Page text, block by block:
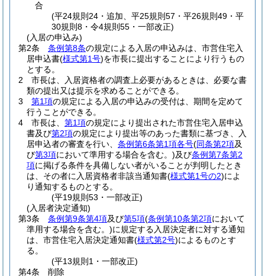
合
(平24規則24・追加、平25規則57・平26規則49・平
30規則8・令4規則55・一部改正)
(入居の申込み)
第2条
条例第8条の規定による入居の申込みは、市営住宅入
居申込書(様式第1号)を市長に提出することにより行うもの
とする。
2
市長は、入居資格者の調査上必要があるときは、必要な書
類の提出又は提示を求めることができる。
3
第1項の規定による入居の申込みの受付は、期間を定めて
行うことができる。
4
市長は、 第1項の規定により提出された市営住宅入居申込
書及び第2項の規定により提出等のあった書類に基づき、入
居申込者の審査を行い、 条例第6条第1項各号(同条第2項及
び第3項において準用する場合を含む。)及び条例第7条第2
項に掲げる条件を具備しない者がいることが判明したとき
は、その者に入居資格者非該当通知書(様式第1号の2)によ
り通知するものとする。
(平19規則53・一部改正)
(入居者決定通知)
第3条
条例第9条第4項及び第5項(条例第10条第2項において
準用する場合を含む。)に規定する入居決定者に対する通知
は、市営住宅入居決定通知書(様式第2号)によるものとす
る。
(平13規則1・一部改正)
第4条
削除